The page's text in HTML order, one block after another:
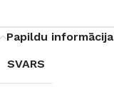
Papildu informācija
SVARS